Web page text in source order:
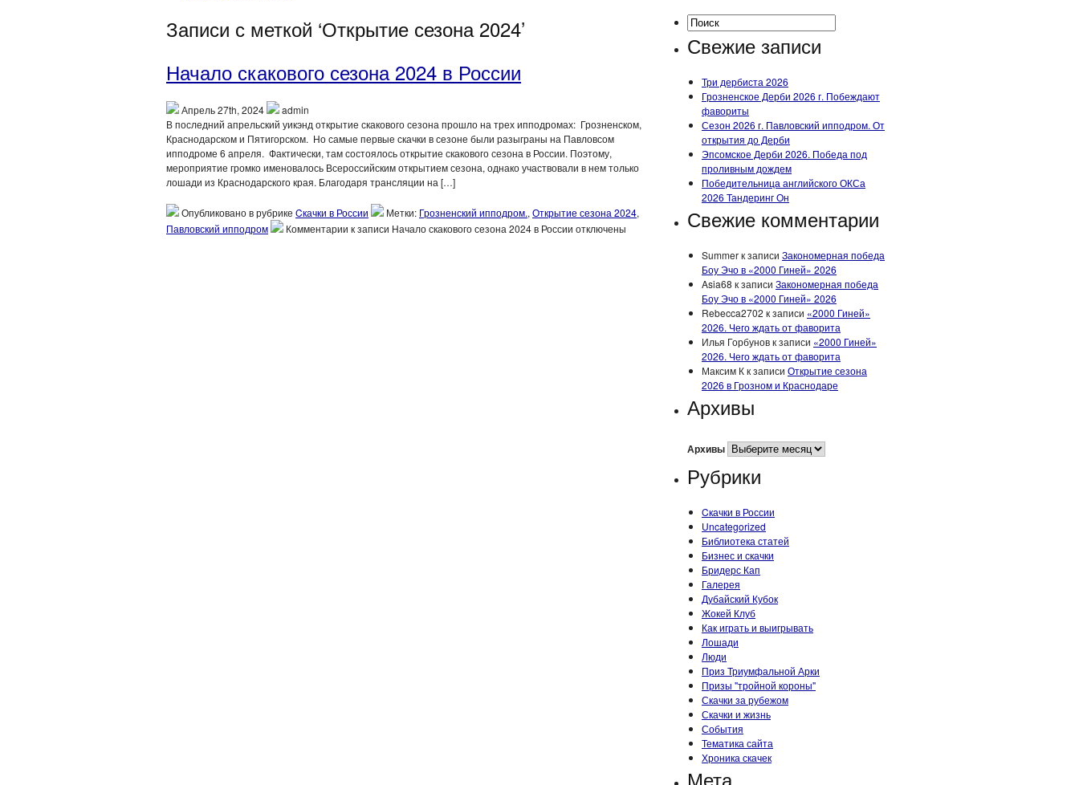
Записи с меткой ‘Открытие сезона 2024’
Начало скакового сезона 2024 в России
Апрель 27th, 2024
admin
В последний апрельский уикэнд открытие скакового сезона прошло на трех ипподромах: Грозненском,
Краснодарском и Пятигорском. Но самые первые скачки в сезоне были разыграны на Павловсом
ипподроме 6 апреля. Фактически, там состоялось открытие скакового сезона в России. Поэтому,
мероприятие громко именовалось Всероссийским открытием сезона, однако участвовали в нем только
лошади из Краснодарского края. Благодаря трансляции на […]
Опубликовано в рубрике Cкачки в России Метки: Грозненский ипподром., Открытие сезона 2024,
Павловский ипподром
Комментарии к записи Начало скакового сезона 2024 в России отключены
Свежие записи
Три дербиста 2026
Грозненское Дерби 2026 г. Побеждают
фавориты
Сезон 2026 г. Павловский ипподром. От
открытия до Дерби
Эпсомское Дерби 2026. Победа под
проливным дождем
Победительница английского ОКСа
2026 Тандеринг Он
Свежие комментарии
Summerк записи Закономерная победа
Боу Эчо в «2000 Гиней» 2026
Asia68 к записи Закономерная победа
Боу Эчо в «2000 Гиней» 2026
Rebecca2702 к записи «2000 Гиней»
2026. Чего ждать от фаворита
Илья Горбуновк записи «2000 Гиней»
2026. Чего ждать от фаворита
Максим Кк записи Открытие сезона
2026 в Грозном и Краснодаре
Архивы
Архивы
Рубрики
Cкачки в России
Uncategorized
Библиотека статей
Бизнес и скачки
Бридерс Кап
Галерея
Дубайский Кубок
Жокей Клуб
Как играть и выигрывать
Лошади
Люди
Приз Триумфальной Арки
Призы "тройной короны"
Скачки за рубежом
Скачки и жизнь
События
Тематика сайта
Хроника скачек
Мета